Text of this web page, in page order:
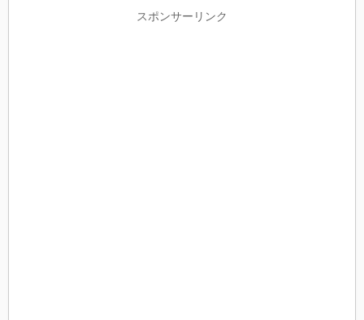
スポンサーリンク